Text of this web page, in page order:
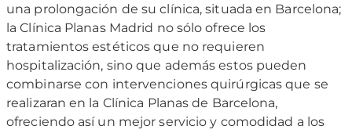
una prolongación de su clínica, situada en Barcelona;
la Clínica Planas Madrid no sólo ofrece los
tratamientos estéticos que no requieren
hospitalización, sino que además estos pueden
combinarse con intervenciones quirúrgicas que se
realizaran en la Clínica Planas de Barcelona,
ofreciendo así un mejor servicio y comodidad a los